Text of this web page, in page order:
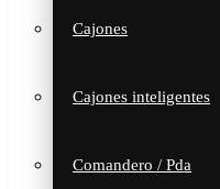
Cajones
Cajones inteligentes
Comandero / Pda